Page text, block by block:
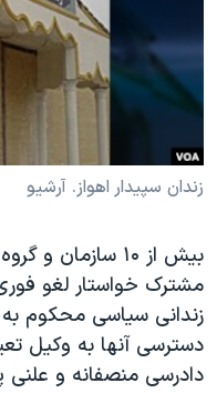
فرهنگ و زندگی
حقوق شهروندی
اقتصادی
اسرائیل در جنگ
آرشیو پخش زنده
انتخابات ریاست جمهوری
حمله جمهوری اسلامی به
ورزش زنان در ایران
مجموعه مستندهای
تریبونال مردمی آبان ۹۸
دادگاه حمید نوری
چهل سال گروگان‌گیری
زبانهای مختلف
زندان سپیدار اهواز. آرشیو
بیش از ۱۰
زندانی سیاسی محکوم به
دسترسی آنها به وکیل
دادرسی منصفانه و علنی